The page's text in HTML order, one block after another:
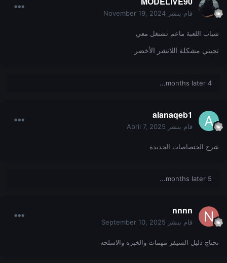
قام بنشر November 19, 2024
شباب اللعبة ماعم تشتغل معي
تجيني مشكلة اللانشر الأخضر
4 months later...
alanaqeb1
قام بنشر April 7, 2025
شرح الختصاصات الجديدة
5 months later...
nnnn
قام بنشر September 10, 2025
نحتاج دليل السيفر مهمات والخبره والاسلحه